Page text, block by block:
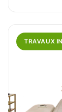
TRAVAUX